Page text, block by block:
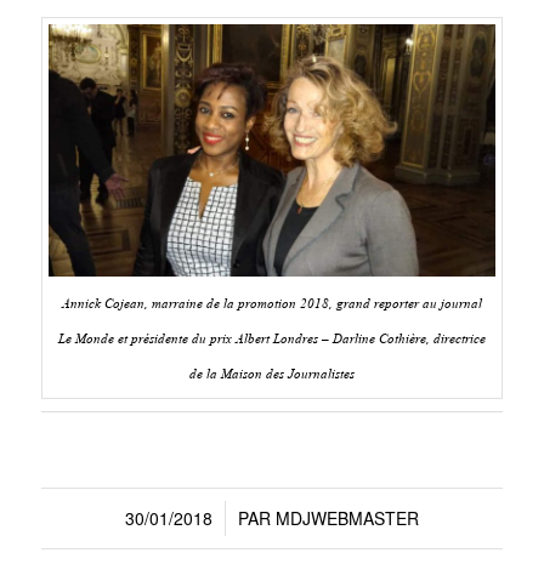
Annick Cojean, marraine de la promotion 2018, grand reporter au journal
Le Monde et présidente du prix Albert Londres – Darline Cothière, directrice
de la Maison des Journalistes
30/01/2018
/ PAR MDJWEBMASTER